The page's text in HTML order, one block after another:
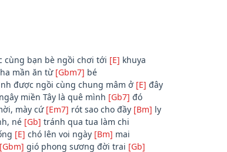
cùng bạn bè ngồi chơi tới [E] khuya
mần ăn từ [Gbm7] bé
được ngồi cùng chung mâm ở [E] đây
miền Tây là quê mình [Gb7] đó
mày cứ [Em7] rót sao cho đầy [Bm] ly
né [Gb] tránh qua tua làm chi
[E] chó lên voi ngày [Bm] mai
[Gbm] gió phong sương đời trai [Gb]